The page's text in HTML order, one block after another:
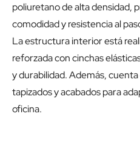
poliuretano de alta densidad,
comodidad y resistencia al
La estructura interior está
reforzada con cinchas
y durabilidad. Además,
tapizados y acabados para
oficina.